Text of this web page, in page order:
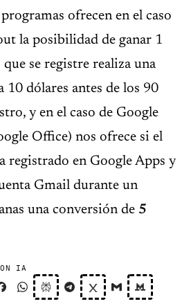
ofrecen en el caso
la posibilidad de ganar 1
se registre realiza una
10 dólares antes de los 90
y en el caso de Google
Office) nos ofrece si el
registrado en Google Apps y
Gmail durante un
una conversión de 5
IA